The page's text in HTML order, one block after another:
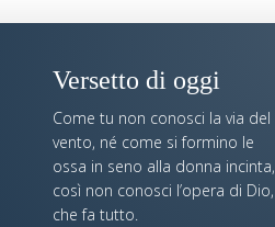
Versetto di oggi
Come tu non conosci la via del
vento, né come si formino le
ossa in seno alla donna incinta,
così non conosci l’opera di Dio,
che fa tutto.